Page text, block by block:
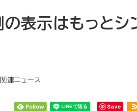
表示はもっとシ
連ニュース
Save